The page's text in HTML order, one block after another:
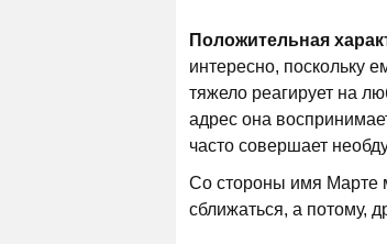
Положительная
интересно, поскольку
тяжело реагирует на
адрес она
часто совершает
Со стороны имя Марте
сближаться, а потому,